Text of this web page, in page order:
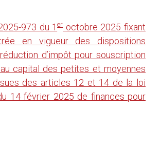
973 du 1eroctobre 2025 fixant
en vigueur des dispositions
d’impôt pour souscription
capital des petites et moyennes
des articles 12 et 14 de la loi
14 février 2025 de finances pour